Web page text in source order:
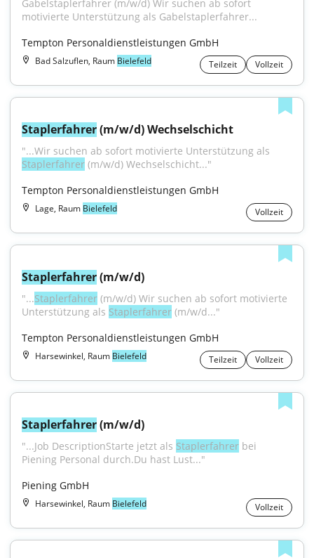
Gabelstaplerfahrer (m/w/d) Wir suchen ab sofort
motivierte Unterstützung als Gabelstaplerfahrer...
Tempton Personaldienstleistungen GmbH
Bad Salzuflen, Raum Bielefeld Teilzeit Vollzeit
Staplerfahrer (m/w/d) Wechselschicht
Staplerfahrer (m/w/d) Wechselschicht..."
Tempton Personaldienstleistungen GmbH
Lage, Raum Bielefeld Vollzeit
Staplerfahrer (m/w/d)
"...Staplerfahrer (m/w/d) Wir suchen ab sofort motivierte
Unterstützung als Staplerfahrer (m/w/d..."
Tempton Personaldienstleistungen GmbH
Harsewinkel, Raum Bielefeld Teilzeit Vollzeit
Staplerfahrer (m/w/d)
"...Job DescriptionStarte jetzt als Staplerfahrer bei
Piening Personal durch.Du hast Lust..."
Piening GmbH
Harsewinkel, Raum Bielefeld Vollzeit